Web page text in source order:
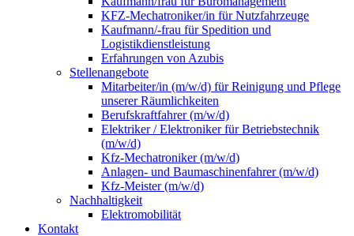
KFZ-Mechatroniker/in für Nutzfahrzeuge
Kaufmann/-frau für Spedition und
Logistikdienstleistung
Erfahrungen von Azubis
Stellenangebote
Mitarbeiter/in (m/w/d) für Reinigung und Pflege
unserer Räumlichkeiten
Berufskraftfahrer (m/w/d)
Elektriker / Elektroniker für Betriebstechnik
(m/w/d)
Kfz-Mechatroniker (m/w/d)
Anlagen- und Baumaschinenfahrer (m/w/d)
Kfz-Meister (m/w/d)
Nachhaltigkeit
Elektromobilität
Kontakt